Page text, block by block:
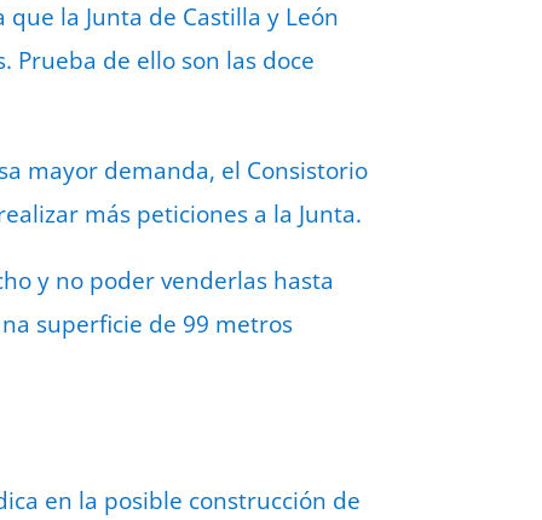
la Junta de Castilla y León
de ello son las doce
mayor demanda, el Consistorio
más peticiones a la Junta.
y no poder venderlas hasta
superficie de 99 metros
en la posible construcción de